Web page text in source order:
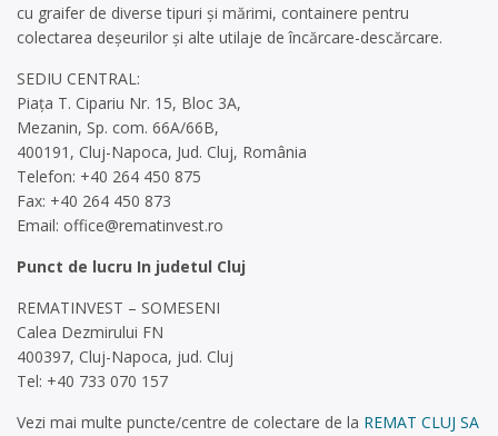
cu graifer de diverse tipuri şi mărimi, containere pentru
colectarea deşeurilor și alte utilaje de încărcare-descărcare.
SEDIU CENTRAL:
Piața T. Cipariu Nr. 15, Bloc 3A,
Mezanin, Sp. com. 66A/66B,
400191, Cluj-Napoca, Jud. Cluj, România
Telefon: +40 264 450 875
Fax: +40 264 450 873
Email: office@rematinvest.ro
Punct de lucru In judetul Cluj
REMATINVEST – SOMESENI
Calea Dezmirului FN
400397, Cluj-Napoca, jud. Cluj
Tel: +40 733 070 157
Vezi mai multe puncte/centre de colectare de la REMAT CLUJ SA